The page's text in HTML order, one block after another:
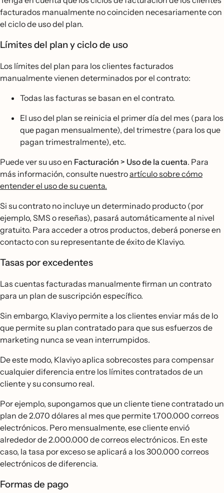
facturados manualmente no coinciden necesariamente con
el ciclo de uso del plan.
Límites del plan y ciclo de uso
Los límites del plan para los clientes facturados
manualmente vienen determinados por el contrato:
Todas las facturas se basan en el contrato.
El uso del plan se reinicia el primer día del mes (para los
que pagan mensualmente), del trimestre (para los que
pagan trimestralmente), etc.
Puede ver su uso en Facturación > Uso de la cuenta. Para
más información, consulte nuestroartículo sobre cómo
entender el uso de su cuenta.
Si su contrato no incluye un determinado producto (por
ejemplo, SMS o reseñas), pasará automáticamente al nivel
gratuito. Para acceder a otros productos, deberá ponerse en
contacto con su representante de éxito de Klaviyo.
Tasas por excedentes
Las cuentas facturadas manualmente firman un contrato
para un plan de suscripción específico.
Sin embargo, Klaviyo permite a los clientes enviar más de lo
que permite su plan contratado para que sus esfuerzos de
marketing nunca se vean interrumpidos.
De este modo, Klaviyo aplica sobrecostes para compensar
cualquier diferencia entre los límites contratados de un
cliente y su consumo real.
Por ejemplo, supongamos que un cliente tiene contratado un
plan de 2.070 dólares al mes que permite 1.700.000 correos
electrónicos. Pero mensualmente, ese cliente envió
alrededor de 2.000.000 de correos electrónicos. En este
caso, la tasa por exceso se aplicará a los 300.000 correos
electrónicos de diferencia.
Formas de pago